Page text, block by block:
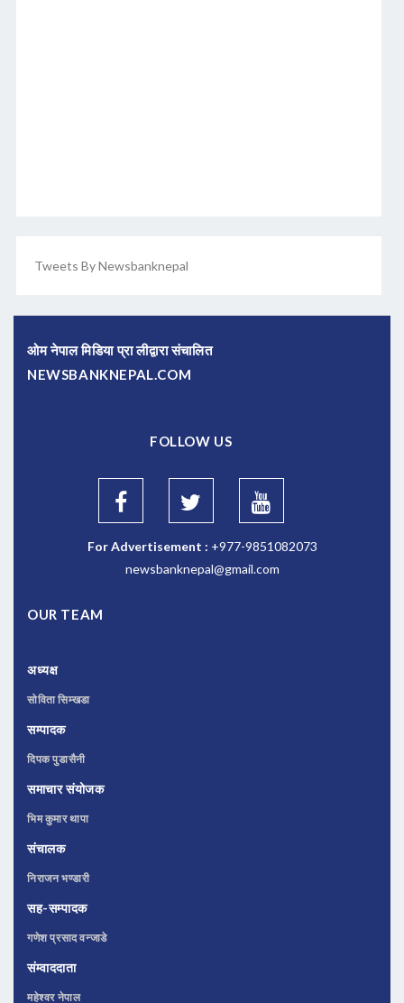
Tweets By Newsbanknepal
ओम नेपाल मिडिया प्रा लीद्वारा संचालित
NEWSBANKNEPAL.COM
FOLLOW US
For Advertisement : +977-9851082073
newsbanknepal@gmail.com
OUR TEAM
अध्यक्ष
सोविता सिम्खडा
सम्पादक
दिपक पुडासैनी
समाचार संयोजक
भिम कुमार थापा
संचालक
निराजन भण्डारी
सह-सम्पादक
गणेश प्रसाद वन्जाडे
संम्वाददाता
महेश्वर नेपाल